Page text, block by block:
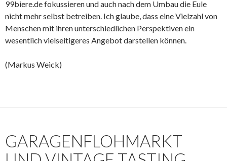
99biere.de fokussieren und auch nach dem Umbau die Eule
nicht mehr selbst betreiben. Ich glaube, dass eine Vielzahl von
Menschen mit ihren unterschiedlichen Perspektiven ein
wesentlich vielseitigeres Angebot darstellen können.
(Markus Weick)
GARAGENFLOHMARKT